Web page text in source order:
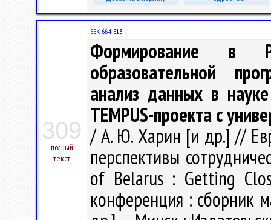
309
полный
текст
ББК 66.4 Е13
Формирование в
образовательной
анализ данных в
TEMPUS-проекта с
/ А. Ю. Харин [и др.] //
перспективы
of Belarus : Getting
конференция : сборник